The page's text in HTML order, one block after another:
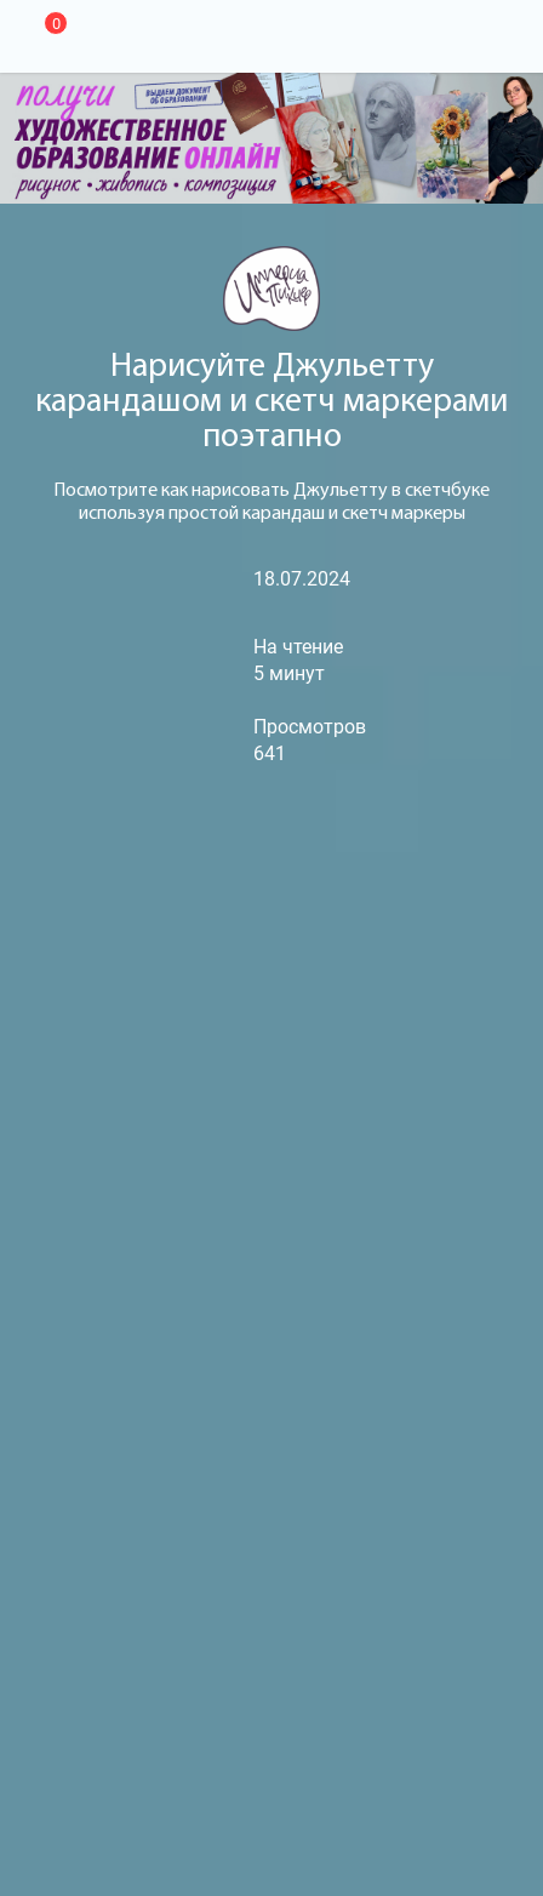
0
Нарисуйте Джульетту
карандашом и скетч маркерами
поэтапно
Посмотрите как нарисовать Джульетту в скетчбуке
используя простой карандаш и скетч маркеры
18.07.2024
На чтение
5 минут
Просмотров
641